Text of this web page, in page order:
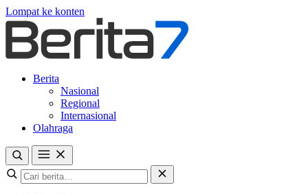
Lompat ke konten
Berita
Nasional
Regional
Internasional
Olahraga